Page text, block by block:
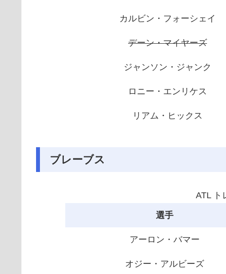
カルビン・フォーシェイ
デーン・マイヤーズ
ジャンソン・ジャンク
ロニー・エンリケス
リアム・ヒックス
ブレーブス
ATL ト
選手
アーロン・バマー
オジー・アルビーズ